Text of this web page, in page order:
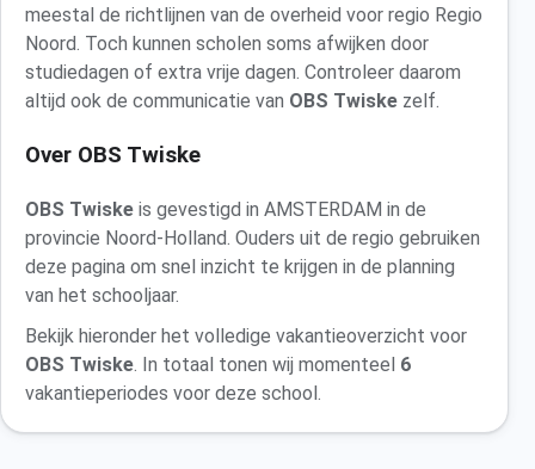
meestal de richtlijnen van de overheid voor regio Regio
Noord. Toch kunnen scholen soms afwijken door
studiedagen of extra vrije dagen. Controleer daarom
altijd ook de communicatie van OBS Twiske zelf.
Over OBS Twiske
OBS Twiske is gevestigd in AMSTERDAM in de
provincie Noord-Holland. Ouders uit de regio gebruiken
deze pagina om snel inzicht te krijgen in de planning
van het schooljaar.
Bekijk hieronder het volledige vakantieoverzicht voor
OBS Twiske. In totaal tonen wij momenteel 6
vakantieperiodes voor deze school.